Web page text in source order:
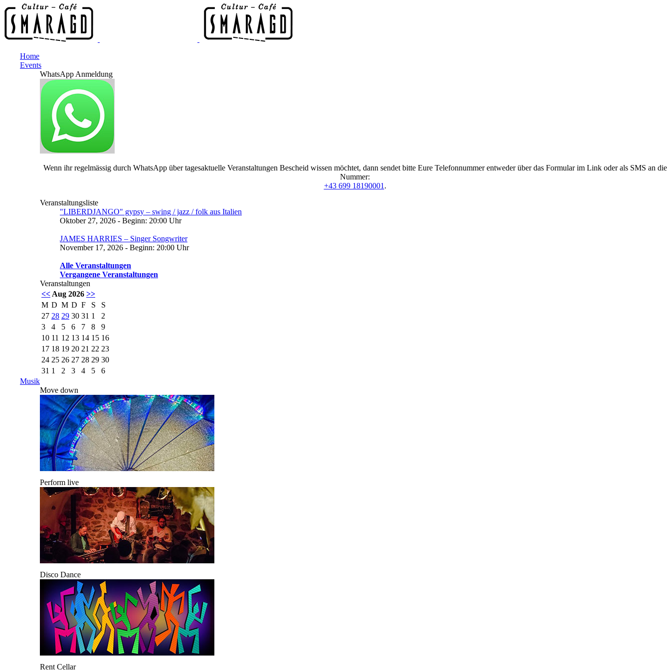
Home
Events
WhatsApp Anmeldung
Wenn ihr regelmässig durch WhatsApp über tagesaktuelle Veranstaltungen Bescheid wissen möchtet, dann sendet bitte Eure Telefonnummer entweder über das Formular im Link oder als SMS an die
Nummer:
+43 699 18190001 .
Veranstaltungsliste
"LIBERDJANGO" gypsy – swing / jazz / folk aus Italien
Oktober 27, 2026 - Beginn: 20:00 Uhr
JAMES HARRIES – Singer Songwriter
November 17, 2026 - Beginn: 20:00 Uhr
Alle Veranstaltungen
Vergangene Veranstaltungen
Veranstaltungen
<< Aug 2026 >>
M D M D F S
S
27 28 29 30 31 1
2
3
4 5 6 7 8
9
10 11 12 13 14 15 16
17 18 19 20 21 22 23
24 25 26 27 28 29 30
31 1 2 3 4 5
6
Musik
Move down
Perform live
Disco Dance
Rent Cellar